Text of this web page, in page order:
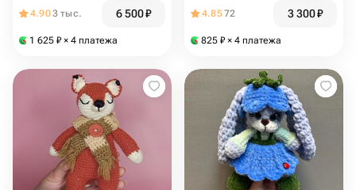
4.903 тыс. 6 500₽
1 625 ₽ × 4 платежа
4.8572 3 300₽
825 ₽ × 4 платежа